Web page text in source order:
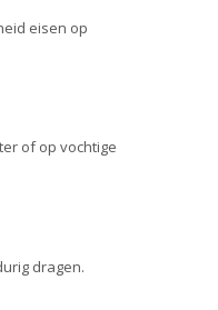
eisen op
of op vochtige
dragen.